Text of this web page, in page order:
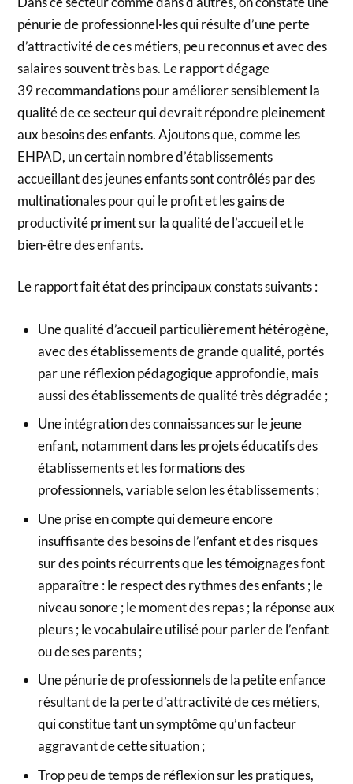
pénurie de professionnel·les qui résulte d’une perte
d’attractivité de ces métiers, peu reconnus et avec des
salaires souvent très bas. Le rapport dégage
39 recommandations pour améliorer sensiblement la
qualité de ce secteur qui devrait répondre pleinement
aux besoins des enfants. Ajoutons que, comme les
EHPAD, un certain nombre d’établissements
accueillant des jeunes enfants sont contrôlés par des
multinationales pour qui le profit et les gains de
productivité priment sur la qualité de l’accueil et le
bien-être des enfants.
Le rapport fait état des principaux constats suivants :
Une qualité d’accueil particulièrement hétérogène,
avec des établissements de grande qualité, portés
par une réflexion pédagogique approfondie, mais
aussi des établissements de qualité très dégradée ;
Une intégration des connaissances sur le jeune
enfant, notamment dans les projets éducatifs des
établissements et les formations des
professionnels, variable selon les établissements ;
Une prise en compte qui demeure encore
insuffisante des besoins de l’enfant et des risques
sur des points récurrents que les témoignages font
apparaître : le respect des rythmes des enfants ; le
niveau sonore ; le moment des repas ; la réponse aux
pleurs ; le vocabulaire utilisé pour parler de l’enfant
ou de ses parents ;
Une pénurie de professionnels de la petite enfance
résultant de la perte d’attractivité de ces métiers,
qui constitue tant un symptôme qu’un facteur
aggravant de cette situation ;
Trop peu de temps de réflexion sur les pratiques,